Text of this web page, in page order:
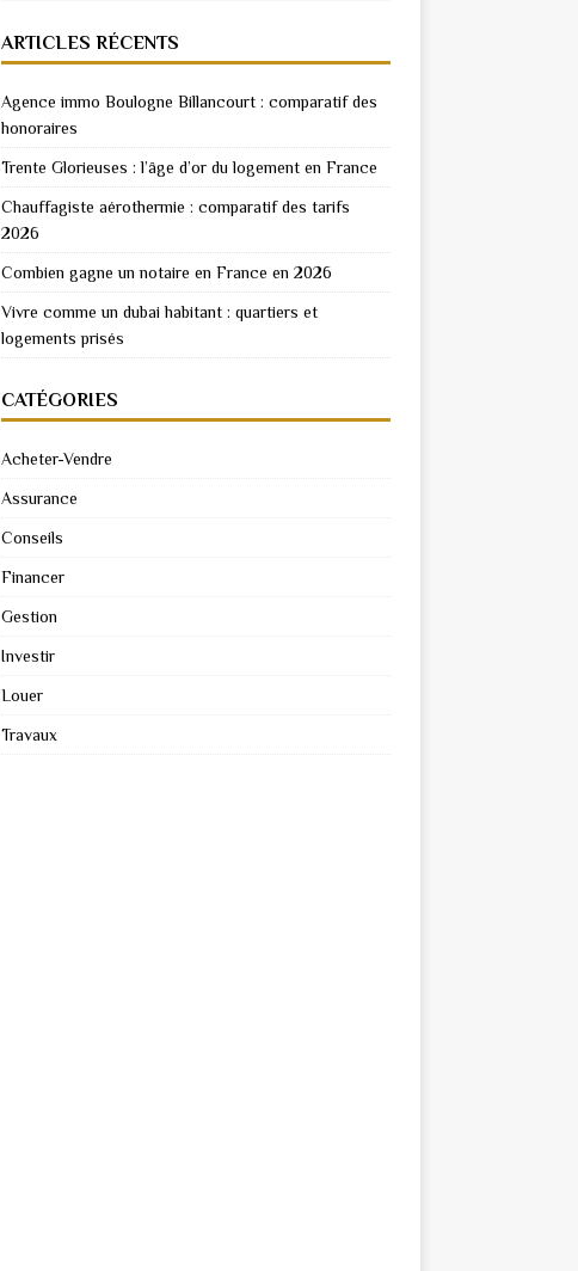
ARTICLES RÉCENTS
Agence immo Boulogne Billancourt : comparatif des
honoraires
Trente Glorieuses : l’âge d’or du logement en France
Chauffagiste aérothermie : comparatif des tarifs
2026
Combien gagne un notaire en France en 2026
Vivre comme un dubai habitant : quartiers et
logements prisés
CATÉGORIES
Acheter-Vendre
Assurance
Conseils
Financer
Gestion
Investir
Louer
Travaux